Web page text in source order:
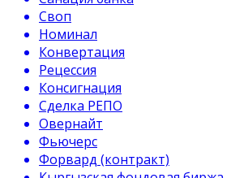
Своп
Номинал
Конвертация
Рецессия
Консигнация
Сделка РЕПО
Овернайт
Фьючерс
Форвард (контракт)